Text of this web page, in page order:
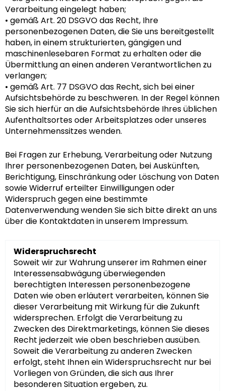
Verarbeitung eingelegt haben;
• gemäß Art. 20 DSGVO das Recht, Ihre
personenbezogenen Daten, die Sie uns bereitgestellt
haben, in einem strukturierten, gängigen und
maschinenlesebaren Format zu erhalten oder die
Übermittlung an einen anderen Verantwortlichen zu
verlangen;
• gemäß Art. 77 DSGVO das Recht, sich bei einer
Aufsichtsbehörde zu beschweren. In der Regel können
Sie sich hierfür an die Aufsichtsbehörde Ihres üblichen
Aufenthaltsortes oder Arbeitsplatzes oder unseres
Unternehmenssitzes wenden.
Bei Fragen zur Erhebung, Verarbeitung oder Nutzung
Ihrer personenbezogenen Daten, bei Auskünften,
Berichtigung, Einschränkung oder Löschung von Daten
sowie Widerruf erteilter Einwilligungen oder
Widerspruch gegen eine bestimmte
Datenverwendung wenden Sie sich bitte direkt an uns
über die Kontaktdaten in unserem Impressum.
Widerspruchsrecht
Soweit wir zur Wahrung unserer im Rahmen einer
Interessensabwägung überwiegenden
berechtigten Interessen personenbezogene
Daten wie oben erläutert verarbeiten, können Sie
dieser Verarbeitung mit Wirkung für die Zukunft
widersprechen. Erfolgt die Verarbeitung zu
Zwecken des Direktmarketings, können Sie dieses
Recht jederzeit wie oben beschrieben ausüben.
Soweit die Verarbeitung zu anderen Zwecken
erfolgt, steht Ihnen ein Widerspruchsrecht nur bei
Vorliegen von Gründen, die sich aus Ihrer
besonderen Situation ergeben, zu.